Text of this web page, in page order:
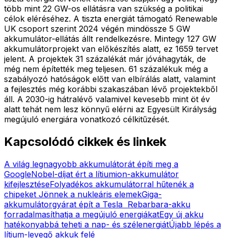
több mint 22 GW-os ellátásra van szükség a politikai
célok eléréséhez. A tiszta energiát támogató Renewable
UK csoport szerint 2024 végén mindössze 5 GW
akkumulátor-ellátás állt rendelkezésre. Mintegy 127 GW
akkumulátorprojekt van előkészítés alatt, ez 1659 tervet
jelent. A projektek 31 százalékát már jóváhagyták, de
még nem építették meg teljesen. 61 százalékuk még a
szabályozó hatóságok előtt van elbírálás alatt, valamint
a fejlesztés még korábbi szakaszában lévő projektekből
áll. A 2030-ig hátralévő valamivel kevesebb mint öt év
alatt tehát nem lesz könnyű elérni az Egyesült Királyság
megújuló energiára vonatkozó célkitűzését.
Kapcsolódó cikkek és linkek
A világ legnagyobb akkumulátorát építi meg a
GoogleNobel-díjat ért a lítiumion-akkumulátor
kifejlesztéseFolyadékos akkumulátorral hűtenék a
chipeket Jönnek a nukleáris elemekGiga-
akkumulátorgyárat épít a Tesla Rebarbara-akku
forradalmasíthatja a megújuló energiákatEgy új akku
hatékonyabbá teheti a nap- és szélenergiátÚjabb lépés a
lítium-levegő akkuk felé